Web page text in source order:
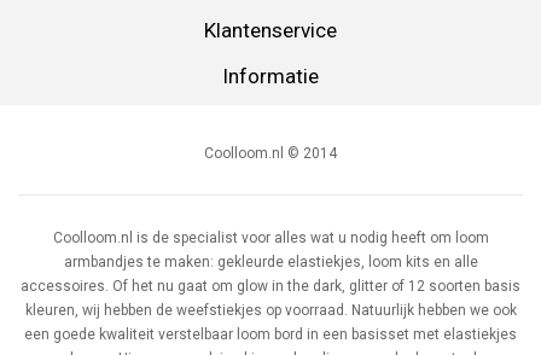
Klantenservice
Informatie
Coolloom.nl © 2014
Coolloom.nl is de specialist voor alles wat u nodig heeft om loom
armbandjes te maken: gekleurde elastiekjes, loom kits en alle
accessoires. Of het nu gaat om glow in the dark, glitter of 12 soorten basis
kleuren, wij hebben de weefstiekjes op voorraad. Natuurlijk hebben we ook
een goede kwaliteit verstelbaar loom bord in een basisset met elastiekjes